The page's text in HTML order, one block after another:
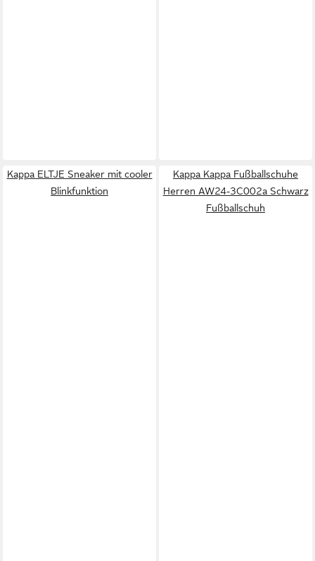
Kappa ELTJE Sneaker mit cooler
Blinkfunktion
Kappa Kappa Fußballschuhe
Herren AW24-3C002a Schwarz
Fußballschuh